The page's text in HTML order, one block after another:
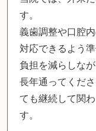
す。
義歯調整や口腔
対応できるよう
負担を減らしな
長年通ってくだ
ても継続して関
す。